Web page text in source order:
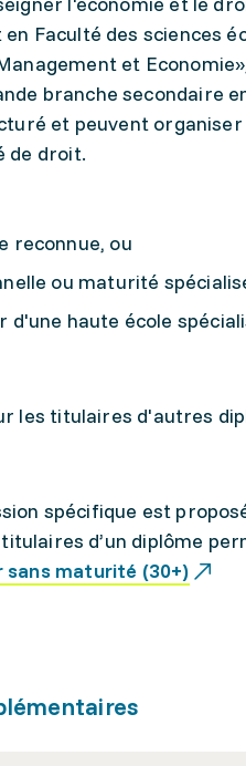
Faculté des sciences
et
branche secondaire
et peuvent
de droit.
reconnue, ou
ou maturité
d'une haute école
les titulaires d'autres
spécifique est
d’un diplôme
sans maturité (30+)